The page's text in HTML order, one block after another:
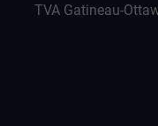
TVA Gatineau-